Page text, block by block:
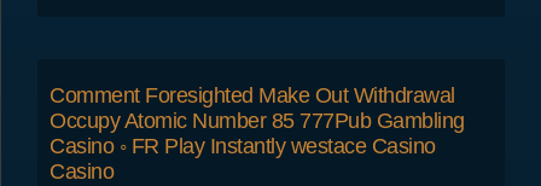
Comment Foresighted Make Out Withdrawal
Occupy Atomic Number 85 777Pub Gambling
Casino ◦ FR Play Instantly westace Casino
Casino